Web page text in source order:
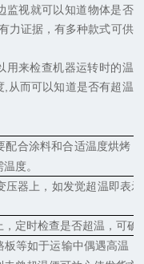
监视就可以知道物体是否
力证据，有多种款式可供
来检查机器运转时的温
,从而可以知道是否有超温
配合涂料和合适温度烘烤
度。
压器上，如发觉超温即表
定时检查是否超温，可
板等如于运输中偶遇高温